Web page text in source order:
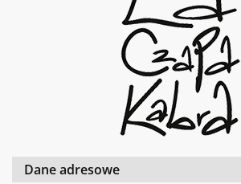
Dane adresowe